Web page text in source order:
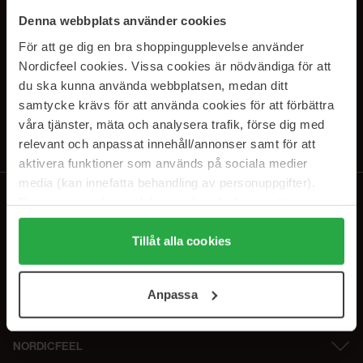
Denna webbplats använder cookies
För att ge dig en bra shoppingupplevelse använder
Nordicfeel cookies. Vissa cookies är nödvändiga för att
du ska kunna använda webbplatsen, medan ditt
samtycke krävs för att använda cookies för att förbättra
våra tjänster, mäta och analysera trafik, förse dig med
relevant och anpassat innehåll/annonser samt för att
aktivera funktioner som används på sociala medier
media (kan innefatta behandling av personuppgifter).
Genom att trycka på "Tillåt alla cookies" accepterar du
alla cookies, medan du under "Detaljer" kan anpassa
användningen av cookies. Du kan när som helst återkalla
samt vår Integritetspolicy.
Tillåt alla cookies
Anpassa
SUBSCRIBE TO OUR
NEWSLETTER
E-postadresse
Ved å abonnere godtar du vårpersonvernerklæring. Du kan melde deg
NORDICFEEL